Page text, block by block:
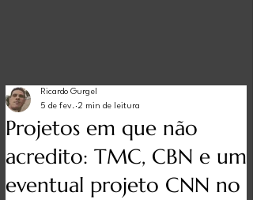
Projetos em que não
acredito: TMC, CBN e um
eventual projeto CNN no
Ricardo Gurgel
5 de fev. 2 min de leitura